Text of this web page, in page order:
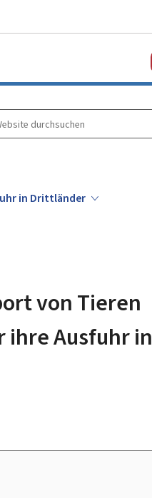
in Drittländer
von Tieren
ihre Ausfuhr in